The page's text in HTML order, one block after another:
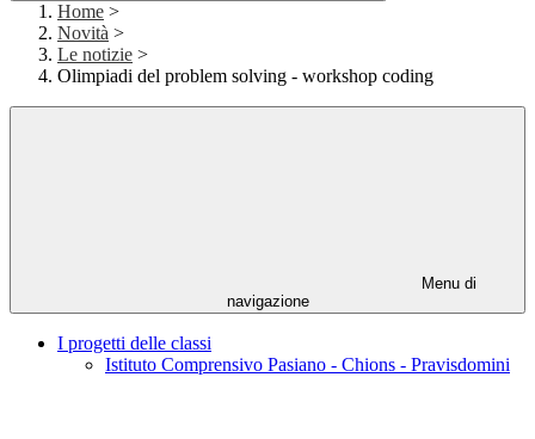
Home >
Novità >
Le notizie >
Olimpiadi del problem solving - workshop coding
Menu di
navigazione
I progetti delle classi
Istituto Comprensivo Pasiano - Chions - Pravisdomini